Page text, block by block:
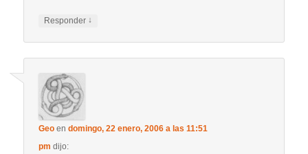
Responder ↓
Geo endomingo, 22 enero, 2006 a las 11:51
pm dijo: